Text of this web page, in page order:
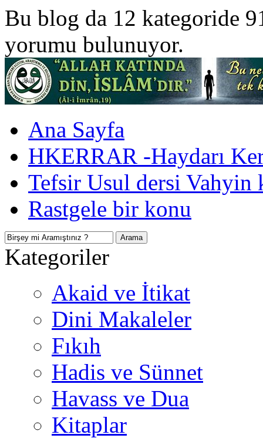
Bu blog da 12 kategoride
yorumu bulunuyor.
Ana Sayfa
HKERRAR -Haydarı
Tefsir Usul dersi Vahyin
Rastgele bir konu
Kategoriler
Akaid ve İtikat
Dini Makaleler
Fıkıh
Hadis ve Sünnet
Havass ve Dua
Kitaplar